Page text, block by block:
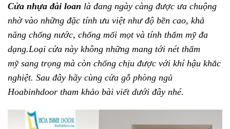
Cửa nhựa đài loan là đang ngày càng được ưa chuộng
nhờ vào những đặc tính ưu việt như độ bền cao, khả
năng chống nước, chống mối mọt và tính thẩm mỹ đa
dạng.Loại cửa này không những mang tới nét thẩm
mỹ sang trọng mà còn chống chịu được với khí hậu khắc
nghiệt. Sau đây hãy cùng cửa gỗ phòng ngủ
Hoabinhdoor tham khảo bài viết dưới đây nhé.